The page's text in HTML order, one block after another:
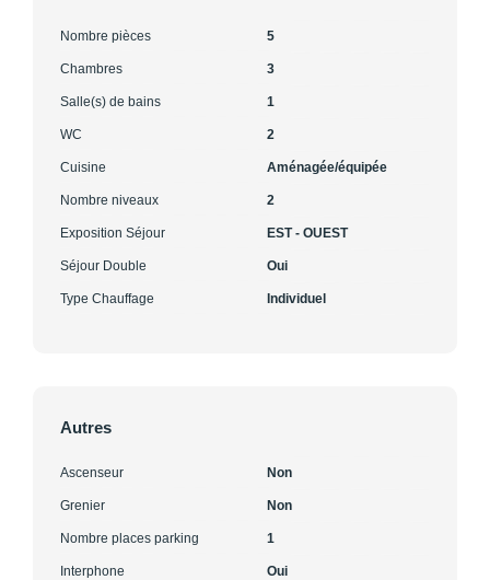
Nombre pièces 5
Chambres 3
Salle(s) de bains 1
WC 2
Cuisine Aménagée/équipée
Nombre niveaux 2
Exposition Séjour EST - OUEST
Séjour Double Oui
Type Chauffage Individuel
Autres
Ascenseur Non
Grenier Non
Nombre places parking 1
Interphone Oui